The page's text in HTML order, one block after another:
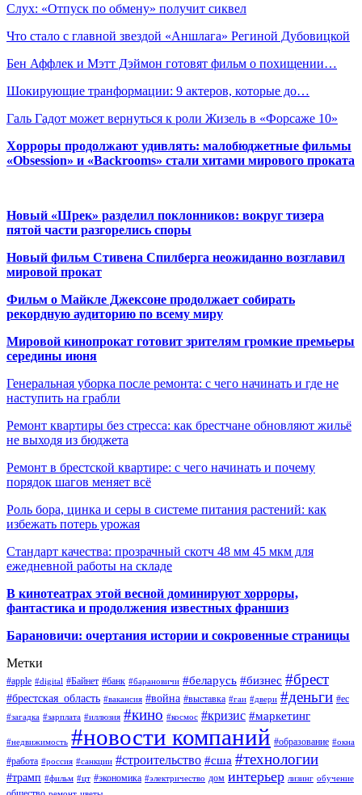
Слух: «Отпуск по обмену» получит сиквел
Что стало с главной звездой «Аншлага» Региной Дубовицкой
Бен Аффлек и Мэтт Дэймон готовят фильм о похищении…
Шокирующие транформации: 9 актеров, которые до…
Галь Гадот может вернуться к роли Жизель в «Форсаже 10»
Хорроры продолжают удивлять: малобюджетные фильмы
«Obsession» и «Backrooms» стали хитами мирового проката
Новый «Шрек» разделил поклонников: вокруг тизера
пятой части разгорелись споры
Новый фильм Стивена Спилберга неожиданно возглавил
мировой прокат
Фильм о Майкле Джексоне продолжает собирать
рекордную аудиторию по всему миру
Мировой кинопрокат готовит зрителям громкие премьеры
середины июня
Генеральная уборка после ремонта: с чего начинать и где не
наступить на грабли
Ремонт квартиры без стресса: как брестчане обновляют жильё
не выходя из бюджета
Ремонт в брестской квартире: с чего начинать и почему
порядок шагов меняет всё
Роль бора, цинка и серы в системе питания растений: как
избежать потерь урожая
Стандарт качества: прозрачный скотч 48 мм 45 мкм для
ежедневной работы на складе
В кинотеатрах этой весной доминируют хорроры,
фантастика и продолжения известных франшиз
Барановичи: очертания истории и сокровенные страницы
Метки
#apple #digital #Байнет #банк #барановичи #беларусь #бизнес #брест
#брестская_область #вакансия #война #выставка #гаи #двери #деньги #ес
#загадка #зарплата #иллюзия #кино #космос #кризис #маркетинг
#недвижимость #новости компаний #образование #окна
#работа #россия #санкции #строительство #сша #технологии
#трамп #фильм #цт #экономика #электричество дом интерьер лизинг обучение